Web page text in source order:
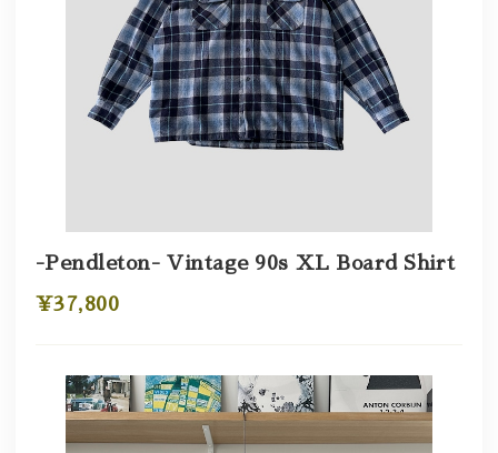
-Pendleton- Vintage 90s XL Board Shirt
¥37,800